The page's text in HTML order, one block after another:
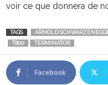
voir ce que donnera de
TAGS ARNOLD
T800
TERMINATOR
Facebook